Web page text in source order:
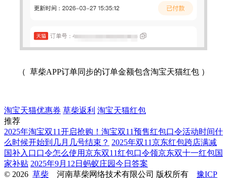
（ 草柴APP订单同步的订单金额包含淘宝天猫红包 ）
淘宝天猫优惠券 草柴返利 淘宝天猫红包
推荐
2025年淘宝双11开启抢购！淘宝双11预售红包口令活动时间什
么时候开始到几月几号结束？ 2025年双11京东红包跨店满减
国补入口口令怎么使用京东双11红包口令领京东双十一红包国
家补贴 2025年9月12日蚂蚁庄园今日答案
© 2026 草柴 河南草柴网络技术有限公司 版权所有 豫ICP